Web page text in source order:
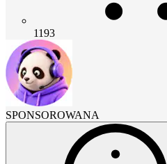
1193
SPONSOROWANA